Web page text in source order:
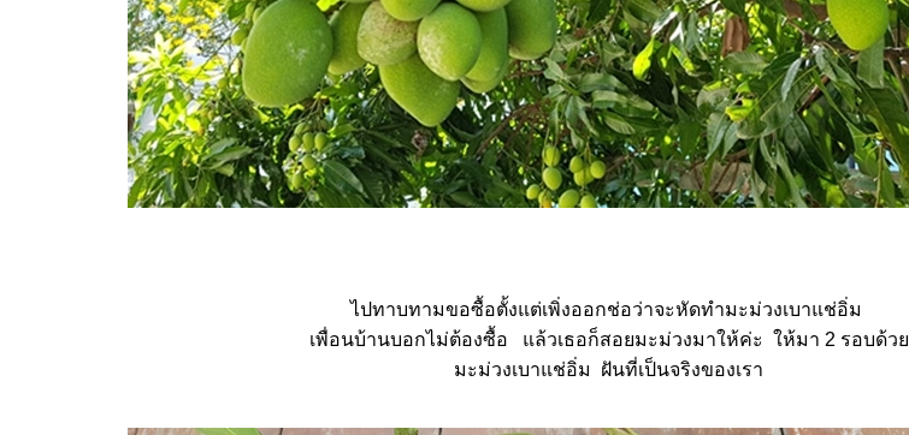
ไปทาบทามขอซื้อตั้งแต่เพิ่งออกช่อว่าจะหัดทำมะม่วงเบาแช่อิ่ม
เพื่อนบ้านบอกไม่ต้องซื้อ แล้วเธอก็สอยมะม่วงมาให้ค่ะ ให้มา 2 รอบด้ว
มะม่วงเบาแช่อิ่ม ฝันที่เป็นจริงของเรา